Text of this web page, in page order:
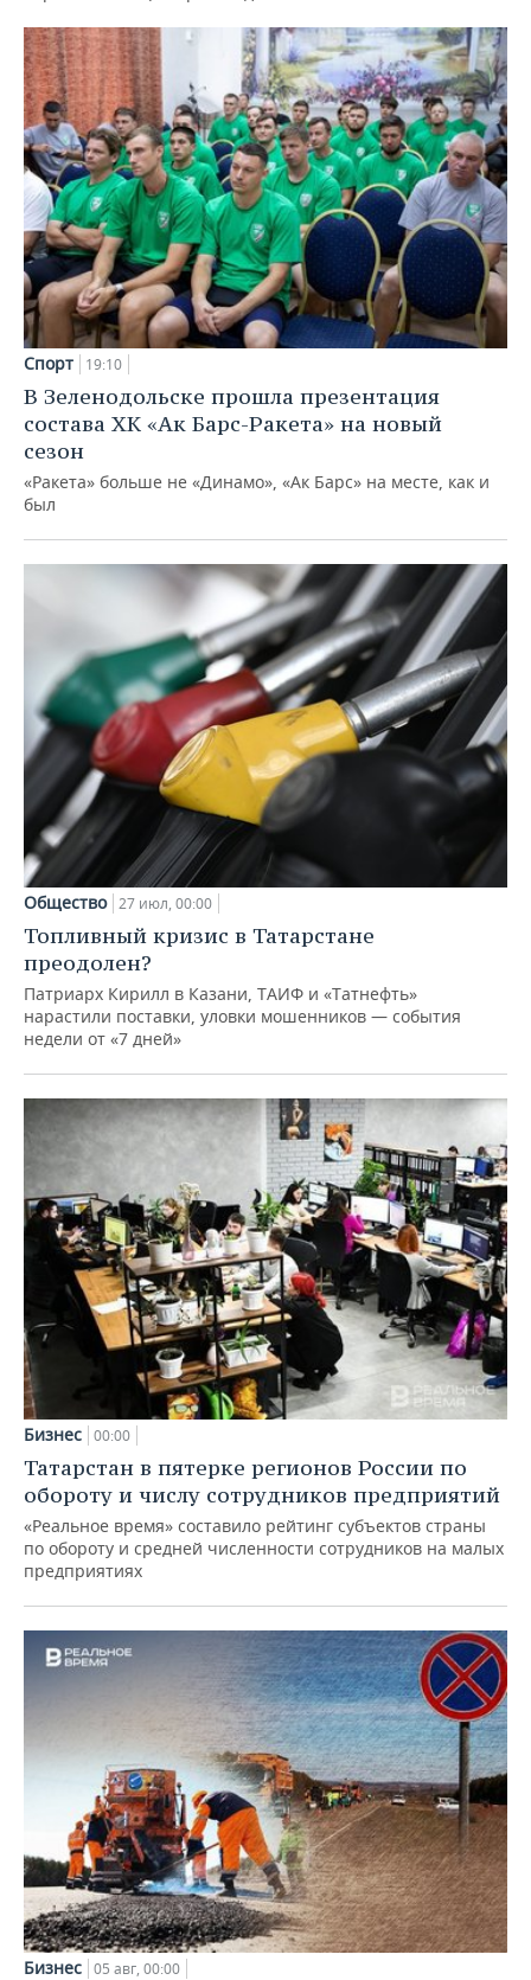
Спорт 19:10
В Зеленодольске прошла презентация
состава ХК «Ак Барс-Ракета» на новый
сезон
«Ракета» больше не «Динамо», «Ак Барс» на месте, как и
был
Общество 27 июл, 00:00
Топливный кризис в Татарстане
преодолен?
Патриарх Кирилл в Казани, ТАИФ и «Татнефть»
нарастили поставки, уловки мошенников — события
недели от «7 дней»
Бизнес 00:00
Татарстан в пятерке регионов России по
обороту и числу сотрудников предприятий
«Реальное время» составило рейтинг субъектов страны
по обороту и средней численности сотрудников на малых
предприятиях
Бизнес 05 авг, 00:00